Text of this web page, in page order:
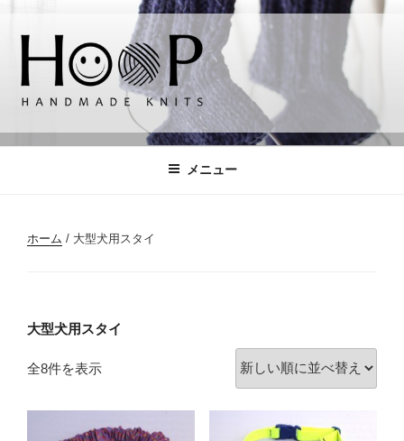
メニュー
ホーム / 大型犬用スタイ
大型犬用スタイ
全8件を表示新
い
順